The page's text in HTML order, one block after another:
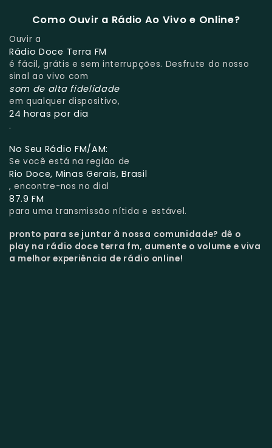
Como Ouvir a Rádio Ao Vivo e Online?
Ouvir a
Rádio Doce Terra FM
é fácil, grátis e sem interrupções. Desfrute do nosso
sinal ao vivo com
som de alta fidelidade
em qualquer dispositivo,
24 horas por dia
.
No Seu Rádio FM/AM:
Se você está na região de
Rio Doce, Minas Gerais, Brasil
, encontre-nos no dial
87.9 FM
para uma transmissão nítida e estável.
pronto para se juntar à nossa comunidade? dê o
play na rádio doce terra fm, aumente o volume e viva
a melhor experiência de rádio online!